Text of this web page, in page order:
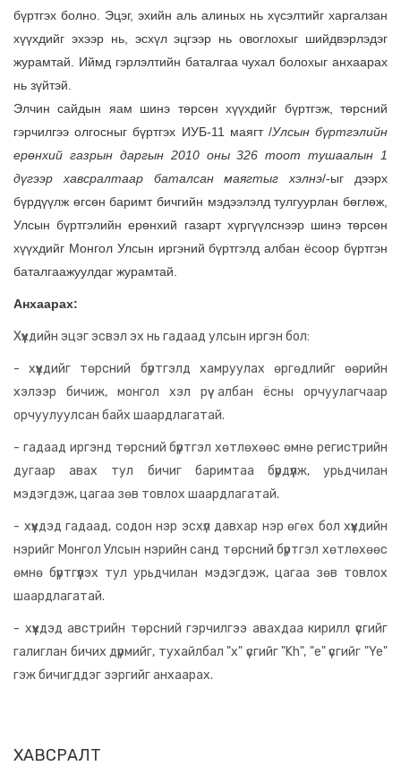
бүртгэх болно. Эцэг, эхийн аль алиных нь хүсэлтийг харгалзан
хүүхдийг эхээр нь, эсхүл эцгээр нь овоглохыг шийдвэрлэдэг
журамтай. Иймд гэрлэлтийн баталгаа чухал болохыг анхаарах
нь зүйтэй.
Элчин сайдын яам шинэ төрсөн хүүхдийг бүртгэж, төрсний
гэрчилгээ олгосныг бүртгэх ИУБ-11 маягт /Улсын бүртгэлийн
ерөнхий газрын даргын 2010 оны 326 тоот тушаалын 1
дүгээр хавсралтаар баталсан маягтыг хэлнэ/-ыг дээрх
бүрдүүлж өгсөн баримт бичгийн мэдээлэлд тулгуурлан бөглөж,
Улсын бүртгэлийн ерөнхий газарт хүргүүлснээр шинэ төрсөн
хүүхдийг Монгол Улсын иргэний бүртгэлд албан ёсоор бүртгэн
баталгаажуулдаг журамтай.
Анхаарах:
Хүүхдийн эцэг эсвэл эх нь гадаад улсын иргэн бол:
- хүүхдийг төрсний бүртгэлд хамруулах өргөдлийг өөрийн
хэлээр бичиж, монгол хэл рүү албан ёсны орчуулагчаар
орчуулуулсан байх шаардлагатай.
- гадаад иргэнд төрсний бүртгэл хөтлөхөөс өмнө регистрийн
дугаар авах тул бичиг баримтаа бүрдүүлж, урьдчилан
мэдэгдэж, цагаа зөв товлох шаардлагатай.
- хүүхдэд гадаад, содон нэр эсхүл давхар нэр өгөх бол хүүхдийн
нэрийг Монгол Улсын нэрийн санд төрсний бүртгэл хөтлөхөөс
өмнө бүртгүүлэх тул урьдчилан мэдэгдэж, цагаа зөв товлох
шаардлагатай.
- хүүхдэд австрийн төрсний гэрчилгээ авахдаа кирилл үсгийг
галиглан бичих дүрмийг, тухайлбал "х" үсгийг "Kh", "е" үсгийг "Ye"
гэж бичигддэг зэргийг анхаарах.
ХАВСРАЛТ